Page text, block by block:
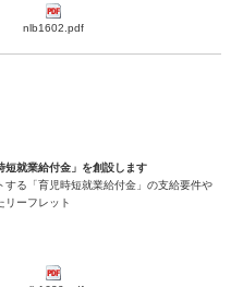
nlb1602.pdf
就業給付金」を創設します
る「育児時短就業給付金」の支給要件や
リーフレット